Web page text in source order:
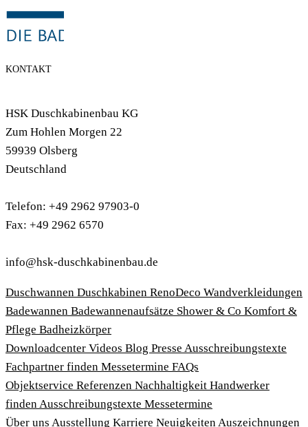
KONTAKT
HSK Duschkabinenbau KG
Zum Hohlen Morgen 22
59939 Olsberg
Deutschland
Telefon: +49 2962 97903-0
Fax: +49 2962 6570
info@hsk-duschkabinenbau.de
Duschwannen Duschkabinen RenoDeco Wandverkleidungen
Badewannen Badewannenaufsätze Shower & Co Komfort &
Pflege Badheizkörper
Download­center Videos Blog Presse Ausschreibungstexte
Fachpartner finden Messetermine FAQs
Objektservice Referenzen Nachhaltigkeit Handwerker
findenAusschreibungstexte Messetermine
Über uns Ausstellung Karriere NeuigkeitenAuszeichnungen